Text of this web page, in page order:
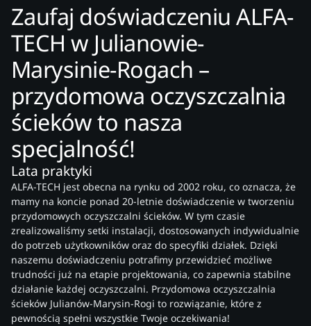
Zaufaj doświadczeniu ALFA-
TECH w Julianowie-
Marysinie-Rogach –
przydomowa oczyszczalnia
ścieków to nasza
specjalność!
Lata praktyki
ALFA-TECH jest obecna na rynku od 2002 roku, co oznacza, że
mamy na koncie ponad 20-letnie doświadczenie w tworzeniu
przydomowych oczyszczalni ścieków. W tym czasie
zrealizowaliśmy setki instalacji, dostosowanych indywidualnie
do potrzeb użytkowników oraz do specyfiki działek. Dzięki
naszemu doświadczeniu potrafimy przewidzieć możliwe
trudności już na etapie projektowania, co zapewnia stabilne
działanie każdej oczyszczalni. Przydomowa oczyszczalnia
ścieków Julianów-Marysin-Rogi to rozwiązanie, które z
pewnością spełni wszystkie Twoje oczekiwania!